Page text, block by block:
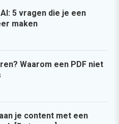
5 vragen die je een
maken
Waarom een PDF niet
je content met een